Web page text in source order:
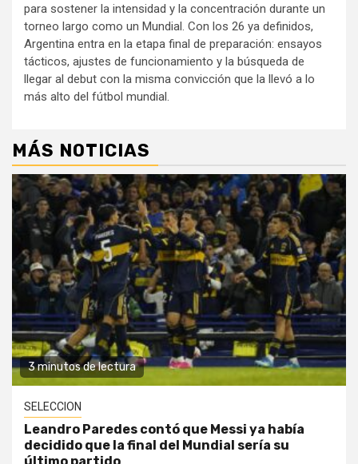
para sostener la intensidad y la concentración durante un
torneo largo como un Mundial. Con los 26 ya definidos,
Argentina entra en la etapa final de preparación: ensayos
tácticos, ajustes de funcionamiento y la búsqueda de
llegar al debut con la misma convicción que la llevó a lo
más alto del fútbol mundial.
MÁS NOTICIAS
3 minutos de lectura
SELECCION
Leandro Paredes contó que Messi ya había
decidido que la final del Mundial sería su